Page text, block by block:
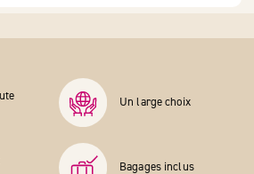
Un large choix
Bagages inclus